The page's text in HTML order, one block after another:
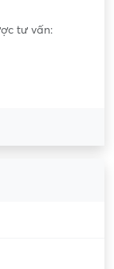
tư vấn: